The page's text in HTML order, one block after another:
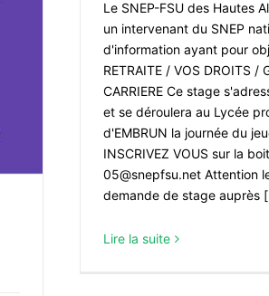
Le SNEP-FSU des Hautes
un intervenant du SNEP
d'information ayant pour
RETRAITE / VOS DROITS /
CARRIERE Ce stage
et se déroulera au Lycée
d'EMBRUN la journée du
INSCRIVEZ VOUS sur
05@snepfsu.net Attention
demande de stage auprès
Lire la suite